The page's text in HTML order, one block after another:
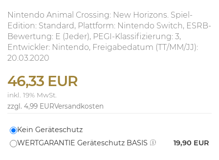
Nintendo Animal Crossing: New Horizons. Spiel-
Edition: Standard, Plattform: Nintendo Switch, ESRB-
Bewertung: E (Jeder), PEGI-Klassifizierung: 3,
Entwickler: Nintendo, Freigabedatum (TT/MM/JJ):
20.03.2020
46,33 EUR
inkl. 19% MwSt.
zzgl. 4,99 EURVersandkosten
Kein Geräteschutz
WERTGARANTIE Geräteschutz BASIS
19,90 EUR